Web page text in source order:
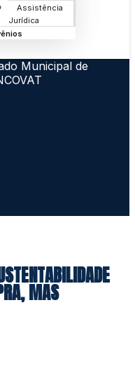
Assistência
Jurídica
MAS